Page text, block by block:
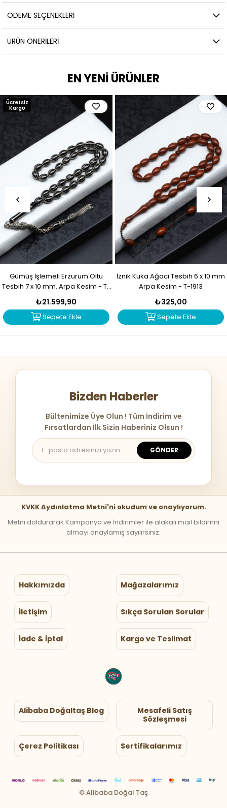
ÖDEME SEÇENEKLERI
ÜRÜN ÖNERILERI
EN YENİ ÜRÜNLER
Gümüş İşlemeli Erzurum Oltu
Tesbih 7 x 10 mm. Arpa Kesim - T-
1914
₺21.599,90
Sepete Ekle
Ücretsiz
Kargo
İznik Kuka Ağacı Tesbih 6 x 10 mm
Arpa Kesim - T-1913
₺325,00
Sepete Ekle
Bizden Haberler
Bültenimize Üye Olun ! Tüm İndirim ve
Fırsatlardan İlk Sizin Haberiniz Olsun !
GÖNDER
KVKK Aydınlatma Metni'ni okudum ve onaylıyorum.
Metni doldurarak Kampanya ve İndirimler ile alakalı mail bildirimi
almayı onaylamış sayılırsınız.
Hakkımızda Mağazalarımız
İletişim Sıkça Sorulan Sorular
İade & İptal Kargo ve Teslimat
Alibaba Doğaltaş Blog
Mesafeli Satış
Sözleşmesi
Çerez Politikası Sertifikalarımız